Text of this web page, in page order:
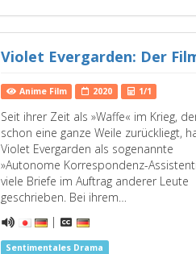
Violet Evergarden: Der
Anime Film 2020 1/1
Seit ihrer Zeit als »Waffe« im Krieg,
schon eine ganze Weile zurückliegt,
Violet Evergarden als sogenannte
»Autonome Korrespondenz-
viele Briefe im Auftrag anderer Leute
geschrieben. Bei ihrem…
|
Sentimentales Drama